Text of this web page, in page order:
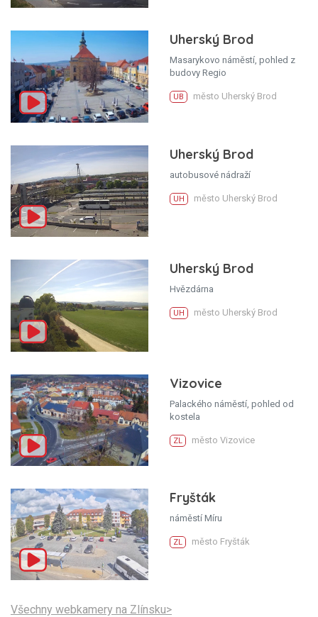
Uherský Brod
Masarykovo náměstí, pohled z
budovy Regio
UB město Uherský Brod
Uherský Brod
autobusové nádraží
UH město Uherský Brod
Uherský Brod
Hvězdárna
UH město Uherský Brod
Vizovice
Palackého náměstí, pohled od
kostela
ZL město Vizovice
Fryšták
náměstí Míru
ZL město Fryšták
Všechny webkamery na Zlínsku>